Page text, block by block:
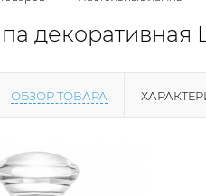
декоративная
ОБЗОР ТОВАРА